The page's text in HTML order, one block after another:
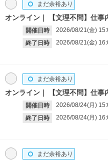
オンライン 【文理不問】仕
開催日時 2026/08/21(金)
終了日時
2026/08/21(金)
まだ余裕あり
オンライン 【文理不問】仕
開催日時 2026/08/24(月)
終了日時
2026/08/24(月)
まだ余裕あり
まだ余裕あり